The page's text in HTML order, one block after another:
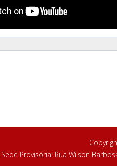
Sede Provisória: Rua Wilson